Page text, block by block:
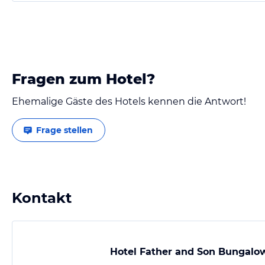
Fragen zum Hotel?
Ehemalige Gäste des Hotels kennen die Antwort!
Frage stellen
Kontakt
Hotel Father and Son